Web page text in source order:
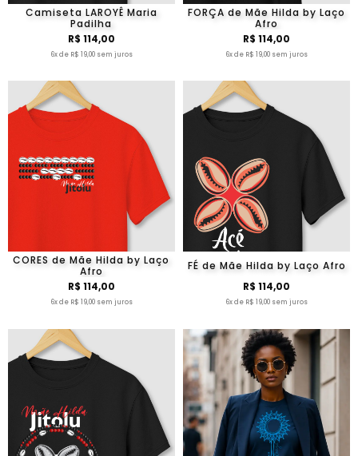
Camiseta LAROYÊ Maria
Padilha
R$ 114,00
6x de R$ 19,00 sem juros
FORÇA de Mãe Hilda by Laço
Afro
R$ 114,00
6x de R$ 19,00 sem juros
CORES de Mãe Hilda by Laço
Afro
R$ 114,00
6x de R$ 19,00 sem juros
FÉ de Mãe Hilda by Laço Afro
R$ 114,00
6x de R$ 19,00 sem juros